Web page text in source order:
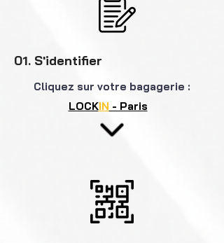
01. S'identifier
Cliquez sur votre bagagerie :
LOCKIN - Paris